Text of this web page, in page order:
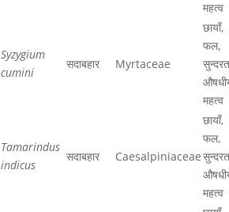
महत्व
Syzygium
cumini
सदाबहार Myrtaceae
छायाँ,
फल,
महत्व
Tamarindus
indicus
सदाबहार Caesalpiniaceae
छायाँ,
फल,
महत्व